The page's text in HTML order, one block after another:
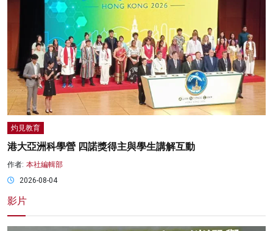
灼見教育
港大亞洲科學營 四諾獎得主與學生講解互動
作者: 本社編輯部
2026-08-04
影片